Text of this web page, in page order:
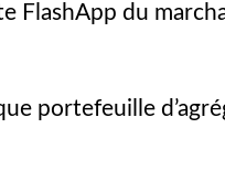
FlashApp du
portefeuille